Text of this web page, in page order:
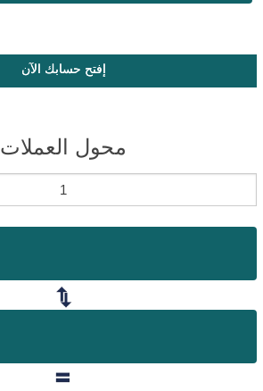
إفتح حسابك الآن
محول العملات